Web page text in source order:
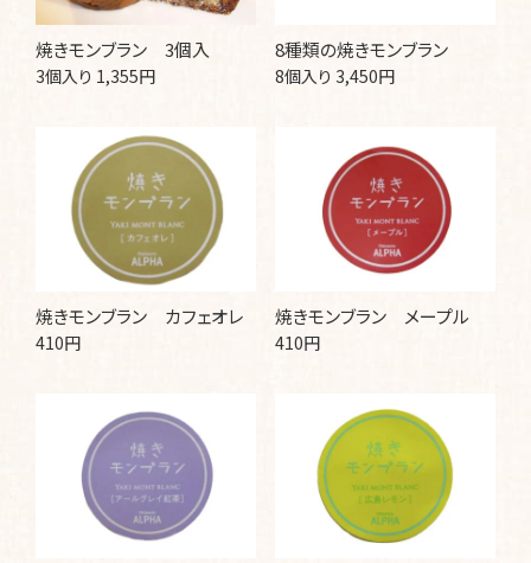
焼きモンブラン 3個入
3個入り 1,355円
8種類の焼きモンブラン
8個入り 3,450円
焼きモンブラン カフェオレ
410円
焼きモンブラン メープル
410円